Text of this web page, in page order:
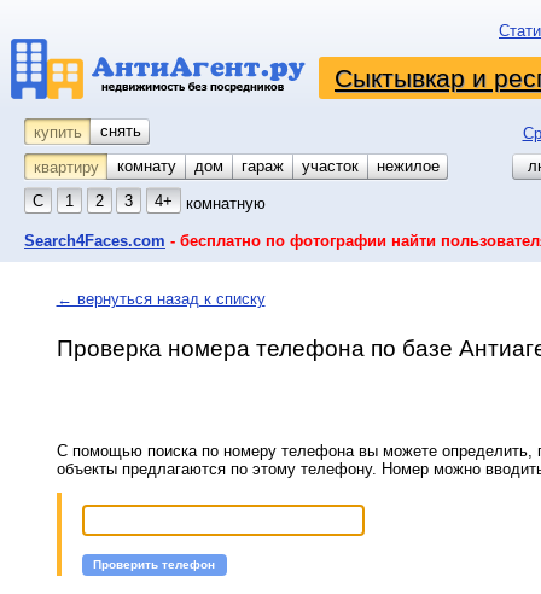
Сыктывкар и
купить снять
квартиру
комнату койко-место
дом гараж участок
нежилое
С
1 2 3 4+ комнатную
Search4Faces.com - бесплатно по фотографии найти
← вернуться назад к списку
Проверка номера телефона по базе
С помощью поиска по номеру телефона вы можете определить,
объекты предлагаются по этому телефону. Номер можно
Проверить телефон